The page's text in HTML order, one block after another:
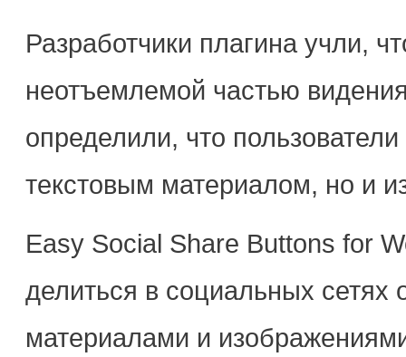
Разработчики плагина учли,
неотъемлемой частью
определили, что
текстовым материалом, но и
Easy Social Share Buttons for
делиться в социальных
материалами и